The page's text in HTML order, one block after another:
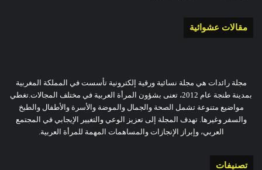
مقالات عشوائية
مجلة رائدات هي مجلة نسائية ورقية إلكترونية تأسست في المملكة المغربية
بمدينة طنجة عام 2012، تعنى بشؤون المرأة العربية في مختلف المجالات.تغطي
مواضيع متنوعة تشمل الصحة والجمال والموضة والأسرة والأطفال والطبخ
والسفر وغيرها. تهدف المجلة إلى تعزيز الوعي والتغيير الإيجابي في المجتمع
العربي، وإبراز الإنجازات والمساهمات المهمة للمرأة العربية.
تصنيفات